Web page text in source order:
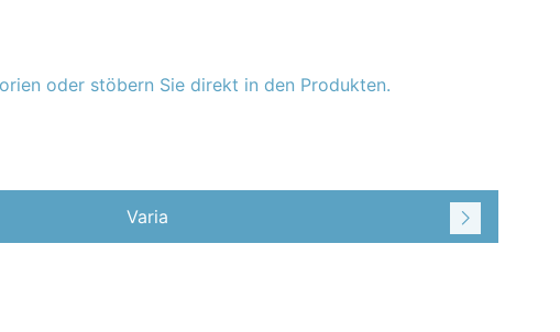
oder stöbern Sie direkt in den Produkten.
Varia